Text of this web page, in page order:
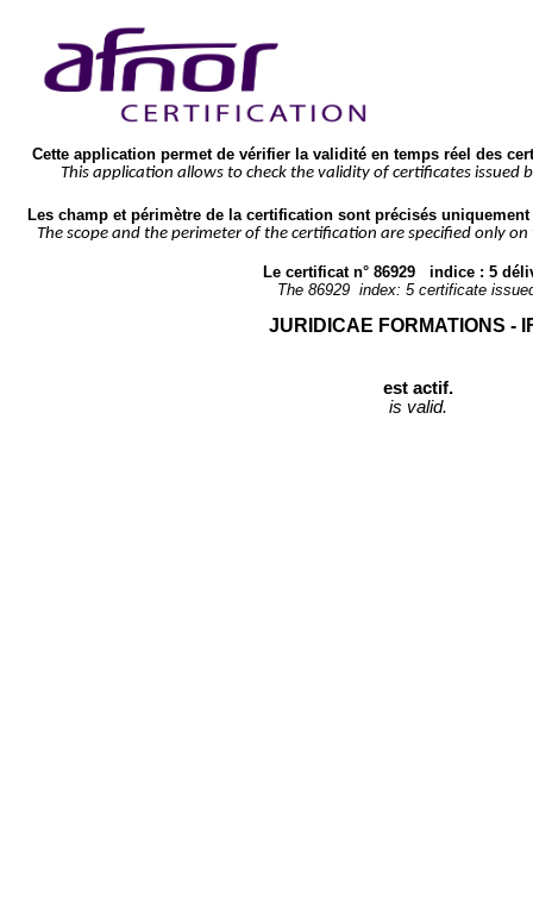
Cette application permet de vérifier la validité en temps réel des
This application allows to check the validity of certificates issued
Les champ et périmètre de la certification sont précisés
The scope and the perimeter of the certification are specified only
Le certificat n° 86929
   indice :
5
The 86929
  index:
5 certificate
JURIDICAE FORMATIONS -
est actif.
is valid.